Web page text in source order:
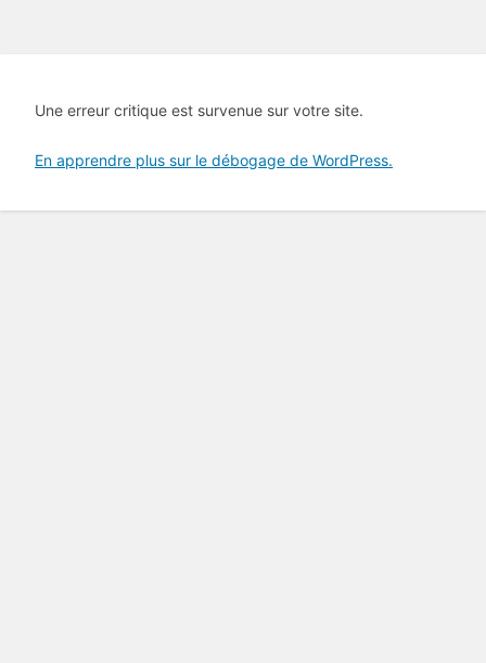
Une erreur critique est survenue sur votre site.
En apprendre plus sur le débogage de WordPress.